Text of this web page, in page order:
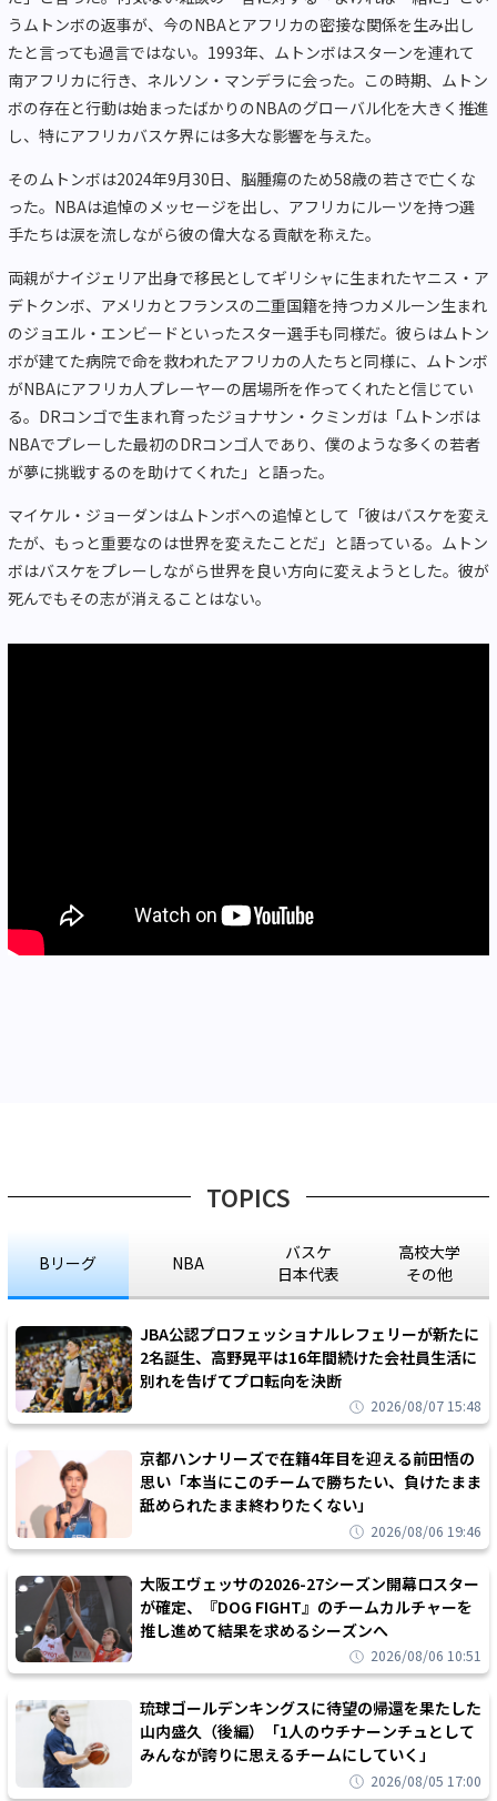
うムトンボの返事が、今のNBAとアフリカの密接な関係を生み出し
たと言っても過言ではない。1993年、ムトンボはスターンを連れて
南アフリカに行き、ネルソン・マンデラに会った。この時期、ムトン
ボの存在と行動は始まったばかりのNBAのグローバル化を大きく推進
し、特にアフリカバスケ界には多大な影響を与えた。
そのムトンボは2024年9月30日、脳腫瘍のため58歳の若さで亡くな
った。NBAは追悼のメッセージを出し、アフリカにルーツを持つ選
手たちは涙を流しながら彼の偉大なる貢献を称えた。
両親がナイジェリア出身で移民としてギリシャに生まれたヤニス・ア
デトクンボ、アメリカとフランスの二重国籍を持つカメルーン生まれ
のジョエル・エンビードといったスター選手も同様だ。彼らはムトン
ボが建てた病院で命を救われたアフリカの人たちと同様に、ムトンボ
がNBAにアフリカ人プレーヤーの居場所を作ってくれたと信じてい
る。DRコンゴで生まれ育ったジョナサン・クミンガは「ムトンボは
NBAでプレーした最初のDRコンゴ人であり、僕のような多くの若者
が夢に挑戦するのを助けてくれた」と語った。
マイケル・ジョーダンはムトンボへの追悼として「彼はバスケを変え
たが、もっと重要なのは世界を変えたことだ」と語っている。ムトン
ボはバスケをプレーしながら世界を良い方向に変えようとした。彼が
死んでもその志が消えることはない。
TOPICS
Bリーグ NBA
バスケ
日本代表
高校大学
その他
JBA公認プロフェッショナルレフェリーが新たに
2名誕生、高野晃平は16年間続けた会社員生活に
別れを告げてプロ転向を決断
2026/08/07 15:48
京都ハンナリーズで在籍4年目を迎える前田悟の
思い「本当にこのチームで勝ちたい、負けたまま
舐められたまま終わりたくない」
2026/08/06 19:46
大阪エヴェッサの2026-27シーズン開幕ロスター
が確定、『DOG FIGHT』のチームカルチャーを
推し進めて結果を求めるシーズンへ
2026/08/06 10:51
琉球ゴールデンキングスに待望の帰還を果たした
山内盛久（後編）「1人のウチナーンチュとして
みんなが誇りに思えるチームにしていく」
2026/08/05 17:00